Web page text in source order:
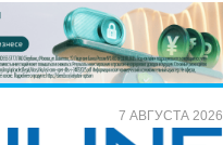
7 АВГУСТА 2026